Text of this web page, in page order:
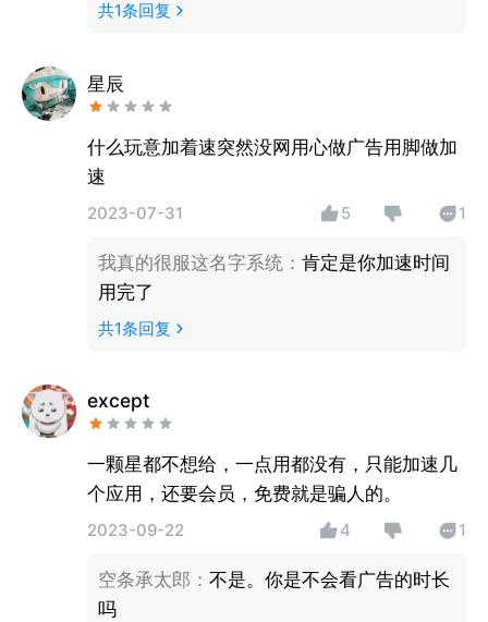
共1条回复
星辰
什么玩意加着速突然没网用心做广告用脚做加
速
2023-07-31 5 1
我真的很服这名字系统： 肯定是你加速时间
用完了
共1条回复
except
一颗星都不想给，一点用都没有，只能加速几
个应用，还要会员，免费就是骗人的。
2023-09-22 4 1
空条承太郎 ： 不是。你是不会看广告的时长
吗